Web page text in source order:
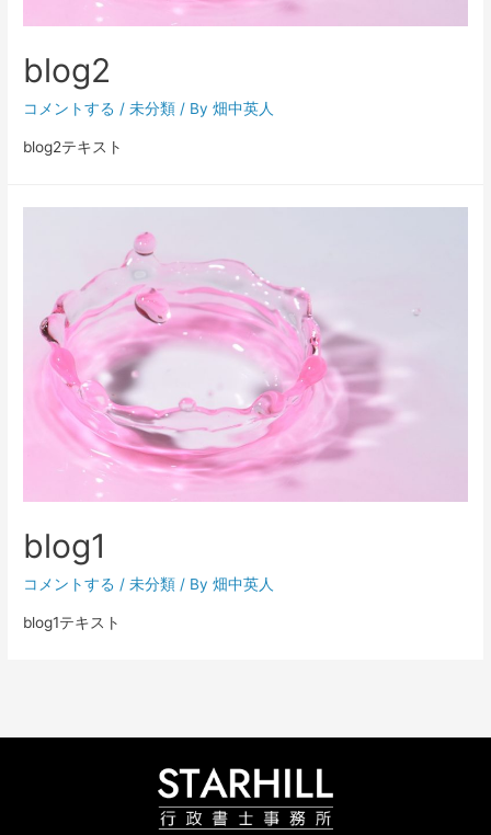
blog2
コメントする /未分類 / By畑中英人
blog2テキスト
blog1
コメントする /未分類 / By畑中英人
blog1テキスト